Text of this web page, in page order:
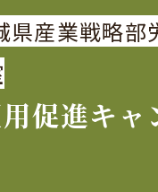
県産業戦略部
促進キャ